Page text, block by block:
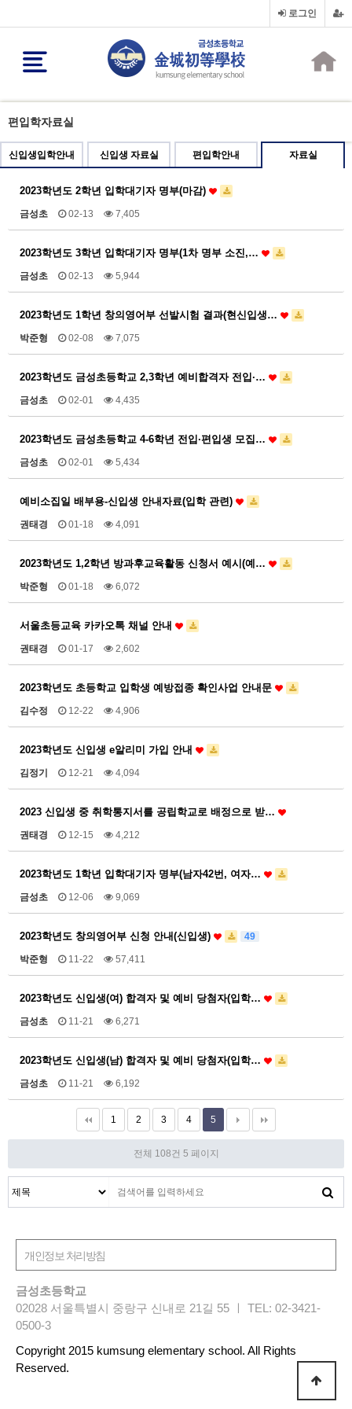
로그인
편입학자료실
신입생입학안내 신입생 자료실 편입학안내 자료실
2023학년도 2학년 입학대기자 명부(마감)
금성초 02-13 7,405
2023학년도 3학년 입학대기자 명부(1차 명부 소진,…
금성초 02-13 5,944
2023학년도 1학년 창의영어부 선발시험 결과(현신입생…
박준형 02-08 7,075
2023학년도 금성초등학교 2,3학년 예비합격자 전입∙…
금성초 02-01 4,435
2023학년도 금성초등학교 4-6학년 전입∙편입생 모집…
금성초 02-01 5,434
예비소집일 배부용-신입생 안내자료(입학 관련)
권태경 01-18 4,091
2023학년도 1,2학년 방과후교육활동 신청서 예시(예…
박준형 01-18 6,072
서울초등교육 카카오톡 채널 안내
권태경 01-17 2,602
2023학년도 초등학교 입학생 예방접종 확인사업 안내문
김수정 12-22 4,906
2023학년도 신입생 e알리미 가입 안내
김정기 12-21 4,094
2023 신입생 중 취학통지서를 공립학교로 배정으로 받…
권태경 12-15 4,212
2023학년도 1학년 입학대기자 명부(남자42번, 여자…
금성초 12-06 9,069
2023학년도 창의영어부 신청 안내(신입생) 49
박준형 11-22 57,411
2023학년도 신입생(여) 합격자 및 예비 당첨자(입학…
금성초 11-21 6,271
2023학년도 신입생(남) 합격자 및 예비 당첨자(입학…
금성초 11-21 6,192
1 2 3 4 5
전체 108건 5 페이지
금성초등학교
02028 서울특별시 중랑구 신내로 21길 55 ㅣ TEL: 02-3421-
0500-3
Copyright 2015 kumsung elementary school. All Rights
Reserved.